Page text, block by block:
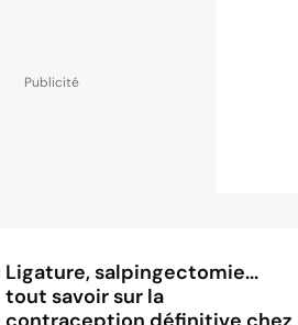
Ligature, salpingectomie...
tout savoir sur la